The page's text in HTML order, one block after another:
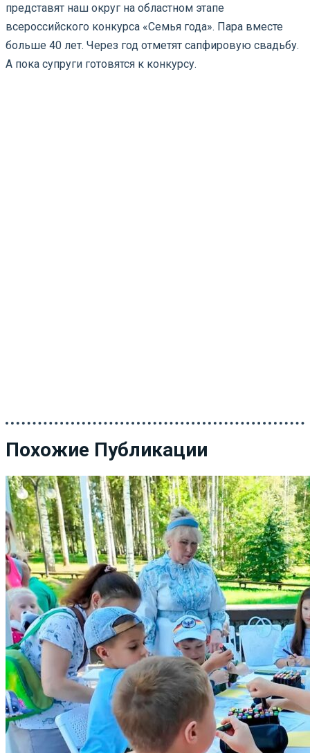
представят наш округ на областном этапе
всероссийского конкурса «Семья года». Пара вместе
больше 40 лет. Через год отметят сапфировую свадьбу.
А пока супруги готовятся к конкурсу.
Похожие Публикации